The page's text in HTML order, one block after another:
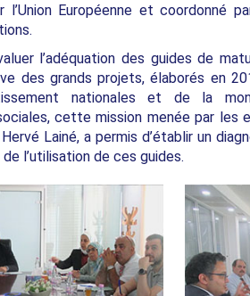
l’Union Européenne et
l’adéquation des guides de
des grands projets, élaborés en
nationales et de la
cette mission menée par les
Lainé, a permis d’établir un
l’utilisation de ces guides.